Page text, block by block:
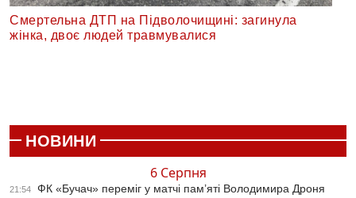
Смертельна ДТП на Підволочищині: загинула
жінка, двоє людей травмувалися
НОВИНИ
6 Серпня
21:54 ФК «Бучач» переміг у матчі пам’яті Володимира Дроня